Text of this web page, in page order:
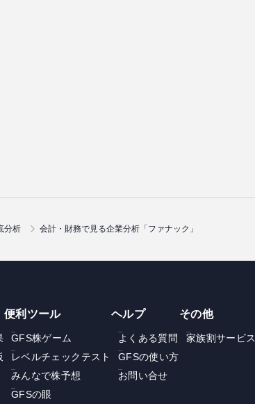
分析 会計・財務で見る企業分析「ファナック」
便利ツール
GFS株ゲーム
レベルチェックテスト
みんなで株予想
GFSの眼
ヘルプ
よくある質問
GFSの使い方
お問い合せ
その他
家族割サービス